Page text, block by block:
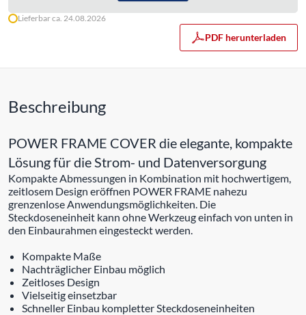
Lieferbar ca. 24.08.2026
PDF herunterladen
Beschreibung
POWER FRAME COVER die elegante, kompakte
Lösung für die Strom- und Datenversorgung
Kompakte Abmessungen in Kombination mit hochwertigem,
zeitlosem Design eröffnen POWER FRAME nahezu
grenzenlose Anwendungsmöglichkeiten. Die
Steckdoseneinheit kann ohne Werkzeug einfach von unten in
den Einbaurahmen eingesteckt werden.
Kompakte Maße
Nachträglicher Einbau möglich
Zeitloses Design
Vielseitig einsetzbar
Schneller Einbau kompletter Steckdoseneinheiten